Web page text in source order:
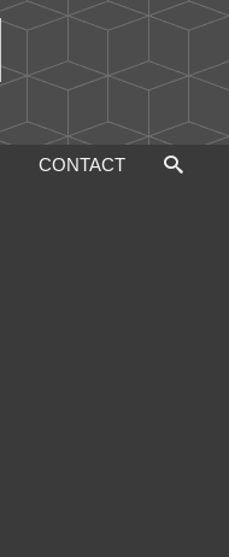
CONTACT